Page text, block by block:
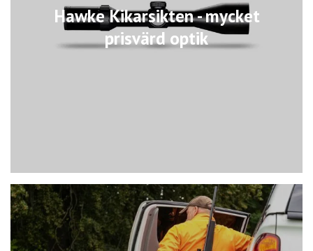
Hawke Kikarsikten - mycket
prisvärd optik